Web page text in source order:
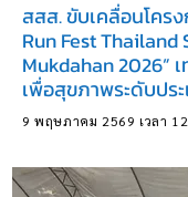
สสส. ขับเคลื่อนโคร
Run Fest Thailand
Mukdahan 2026”
เพื่อสุขภาพระดับปร
9 พฤษภาคม 2569 เวลา